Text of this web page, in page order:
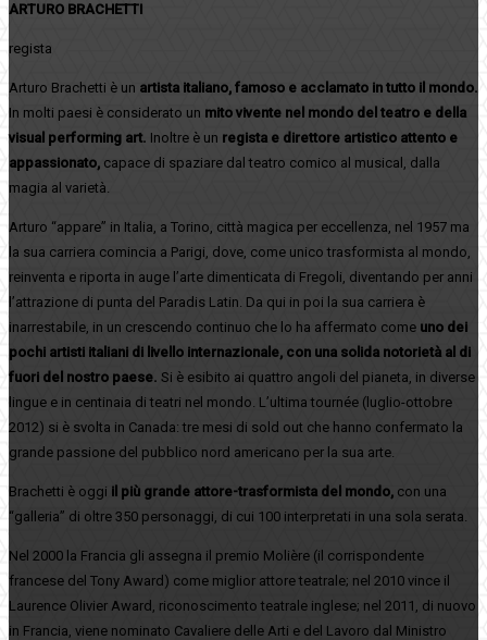
ARTURO BRACHETTI
regista
Arturo Brachetti è un artista italiano, famoso e acclamato in tutto il mondo.
In molti paesi è considerato un mito vivente nel mondo del teatro e della
visual performing art. Inoltre è un regista e direttore artistico attento e
appassionato, capace di spaziare dal teatro comico al musical, dalla
magia al varietà.
Arturo “appare” in Italia, a Torino, città magica per eccellenza, nel 1957 ma
la sua carriera comincia a Parigi, dove, come unico trasformista al mondo,
reinventa e riporta in auge l’arte dimenticata di Fregoli, diventando per anni
l’attrazione di punta del Paradis Latin. Da qui in poi la sua carriera è
inarrestabile, in un crescendo continuo che lo ha affermato come uno dei
pochi artisti italiani di livello internazionale, con una solida notorietà al di
fuori del nostro paese. Si è esibito ai quattro angoli del pianeta, in diverse
lingue e in centinaia di teatri nel mondo. L’ultima tournée (luglio-ottobre
2012) si è svolta in Canada: tre mesi di sold out che hanno confermato la
grande passione del pubblico nord americano per la sua arte.
Brachetti è oggi il più grande attore-trasformista del mondo, con una
“galleria” di oltre 350 personaggi, di cui 100 interpretati in una sola serata.
Nel 2000 la Francia gli assegna il premio Molière (il corrispondente
francese del Tony Award) come miglior attore teatrale; nel 2010 vince il
Laurence Olivier Award, riconoscimento teatrale inglese; nel 2011, di nuovo
in Francia, viene nominato Cavaliere delle Arti e del Lavoro dal Ministro